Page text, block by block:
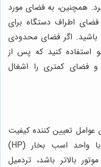
همچنین، به فضای مورد
فضای اطراف دستگاه برای
باشید. اگر فضای محدودی
استفاده کنید که پس از
فضای کمتری را اشغال
عوامل تعیین کننده کیفیت
و کارایی آن است. قدرت موتور با واحد اسب بخار (HP)
بالاتر باشد، تردمیل